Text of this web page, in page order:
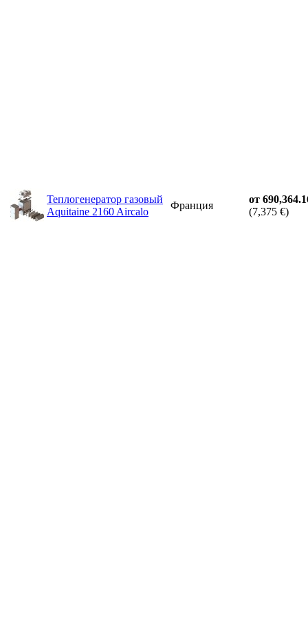
Теплогенератор газовый
Aquitaine 2160 Aircalo
Франция
от
(7,375 €)